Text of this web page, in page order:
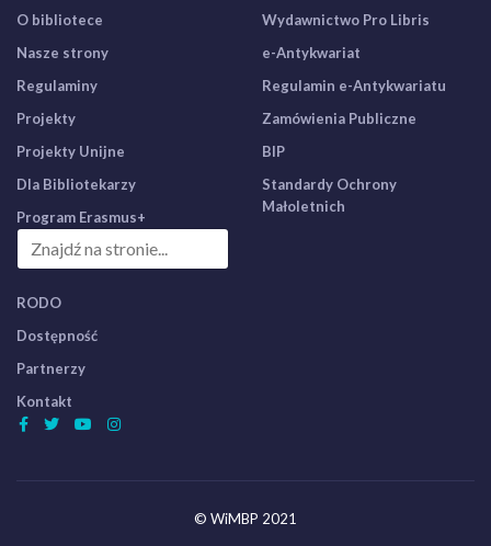
O bibliotece
Nasze strony
Regulaminy
Projekty
Projekty Unijne
Dla Bibliotekarzy
Program Erasmus+
Wydawnictwo Pro Libris
e-Antykwariat
Regulamin e-Antykwariatu
Zamówienia Publiczne
BIP
Standardy Ochrony
Małoletnich
RODO
Dostępność
Partnerzy
Kontakt
© WiMBP 2021